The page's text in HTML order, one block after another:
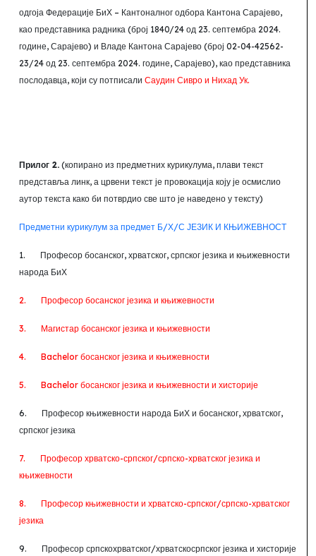
одгоја Федерације БиХ – Кантоналног одбора Кантона Сарајево,
као представника радника (број 1840/24 од 23. септембра 2024.
године, Сарајево) и Владе Кантона Сарајево (број 02-04-42562-
23/24 од 23. септембра 2024. године, Сарајево), као представника
послодавца, који су потписали Саудин Сивро и Нихад Ук.
Прилог 2. (копирано из предметних курикулума, плави текст
представља линк, а црвени текст је провокација коју је осмислио
аутор текста како би потврдио све што је наведено у тексту)
Предметни курикулум за предмет Б/Х/С ЈЕЗИК И КЊИЖЕВНОСТ
1. Професор босанског, хрватског, српског језика и књижевности
народа БиХ
2. Професор босанског језика и књижевности
3. Магистар босанског језика и књижевности
4. Bachelor босанског језика и књижевности
5. Bachelor босанског језика и књижевности и хисторије
6. Професор књижевности народа БиХ и босанског, хрватског,
српског језика
7. Професор хрватско-српског/српско-хрватског језика и
књижевности
8. Професор књижевности и хрватско-српског/српско-хрватског
језика
9. Професор српскохрватског/хрватскосрпског језика и хисторије